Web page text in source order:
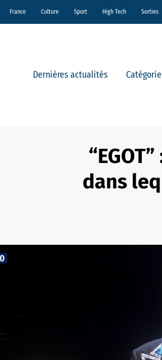
France Culture Sport High Tech Sorties
Dernières actualités
dans